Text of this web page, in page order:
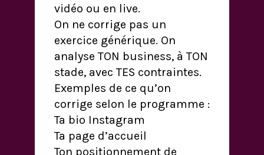
vidéo ou en live.
On ne corrige pas un
exercice générique. On
analyse TON business, à TON
stade, avec TES contraintes.
Exemples de ce qu’on
corrige selon le programme :
Ta bio Instagram
Ta page d’accueil
Ton positionnement de